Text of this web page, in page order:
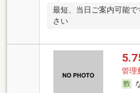
最短、当日ご案内可能
さい
管理